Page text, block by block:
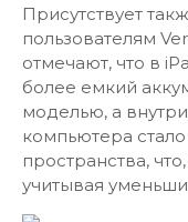
Присутствует
пользователям
отмечают, что в
более емкий
моделью, а
компьютера
пространства,
учитывая